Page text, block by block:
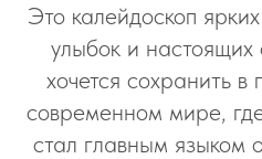
Это калейдоскоп
улыбок и настоящих
хочется сохранить
современном мире,
стал главным языком